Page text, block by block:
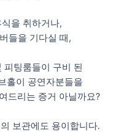
을 취하거나,
들을 기다실 때,
피팅룸들이 구비 된
홀이 공연자분들을
드리는 증거 아닐까요?
보관에도 용이합니다.